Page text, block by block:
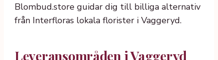
Blombud.store guidar dig till billiga alternativ
från Interfloras lokala florister i Vaggeryd.
Leveransområden i Vaggeryd